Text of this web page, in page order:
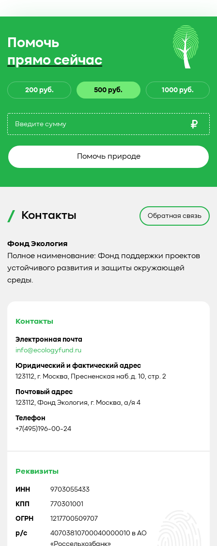
Помочь
прямо сейчас
200 руб. 500 руб. 1000 руб.
Помочь природе
Контакты Обратная связь
Фонд Экология
Полное наименование: Фонд поддержки проектов
устойчивого развития и защиты окружающей
среды.
Контакты
Электронная почта
info@ecologyfund.ru
Юридический и фактический адрес
123112, г. Москва, Пресненская наб. д. 10, стр. 2
Почтовый адрес
123112, Фонд Экология, г. Москва, а/я 4
Телефон
+7(495)196-00-24
Реквизиты
ИНН 9703055433
КПП 770301001
ОГРН 1217700509707
р/с
40703810700040000010 в АО
«Россельхозбанк»